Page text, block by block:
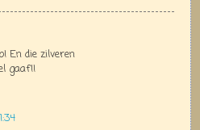
En die zilveren
gaaf!!